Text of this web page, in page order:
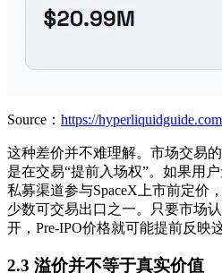
Source： https://
这种差价并不难理解。市场交易
是在交易“提前入场权”。如果用
私募渠道参与SpaceX上市前定价
少数可交易出口之一。只要市场
开，Pre-IPO价格就可能提前反映
2.3 溢价并不等于真实价值